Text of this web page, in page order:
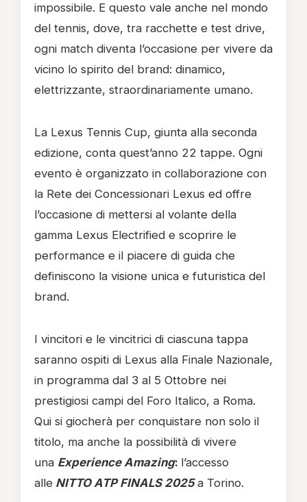
impossibile. E questo vale anche nel mondo
del tennis, dove, tra racchette e test drive,
ogni match diventa l’occasione per vivere da
vicino lo spirito del brand: dinamico,
elettrizzante, straordinariamente umano.
La Lexus Tennis Cup, giunta alla seconda
edizione, conta quest’anno 22 tappe. Ogni
evento è organizzato in collaborazione con
la Rete dei Concessionari Lexus ed offre
l’occasione di mettersi al volante della
gamma Lexus Electrified e scoprire le
performance e il piacere di guida che
definiscono la visione unica e futuristica del
brand.
I vincitori e le vincitrici di ciascuna tappa
saranno ospiti di Lexus alla Finale Nazionale,
in programma dal 3 al 5 Ottobre nei
prestigiosi campi del Foro Italico, a Roma.
Qui si giocherà per conquistare non solo il
titolo, ma anche la possibilità di vivere
una Experience Amazing: l’accesso
alle NITTO ATP FINALS 2025 a Torino.